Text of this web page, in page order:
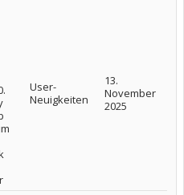
User-
Neuigkeiten
13.
November
2025